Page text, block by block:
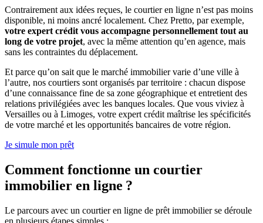
Contrairement aux idées reçues, le courtier en ligne n’est pas moins
disponible, ni moins ancré localement. Chez Pretto, par exemple,
votre expert crédit vous accompagne personnellement tout au
long de votre projet, avec la même attention qu’en agence, mais
sans les contraintes du déplacement.
Et parce qu’on sait que le marché immobilier varie d’une ville à
l’autre, nos courtiers sont organisés par territoire : chacun dispose
d’une connaissance fine de sa zone géographique et entretient des
relations privilégiées avec les banques locales. Que vous viviez à
Versailles ou à Limoges, votre expert crédit maîtrise les spécificités
de votre marché et les opportunités bancaires de votre région.
Je simule mon prêt
Comment fonctionne un courtier
immobilier en ligne ?
Le parcours avec un courtier en ligne de prêt immobilier se déroule
en plusieurs étapes simples :